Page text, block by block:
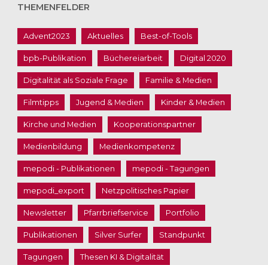
THEMENFELDER
Advent2023 Aktuelles Best-of-Tools
bpb-Publikation Büchereiarbeit Digital 2020
Digitalität als Soziale Frage Familie & Medien
Filmtipps Jugend & Medien Kinder & Medien
Kirche und Medien Kooperationspartner
Medienbildung Medienkompetenz
mepodi - Publikationen mepodi - Tagungen
mepodi_export Netzpolitisches Papier
Newsletter Pfarrbriefservice Portfolio
Publikationen Silver Surfer Standpunkt
Tagungen Thesen KI & Digitalität